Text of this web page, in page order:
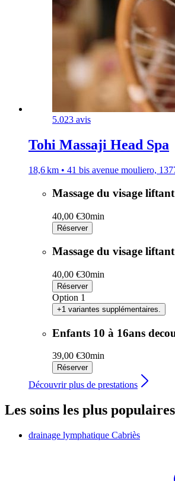
5.023 avis
Tohi Massaji Head Spa
18,6 km • 41 bis avenue mouliero,
Massage du visage
40,00 €30min
Réserver
Massage du visage
40,00 €30min
Réserver
Option 1
+1 variantes supplémentaires.
Enfants 10 à 16ans
39,00 €30min
Réserver
Découvrir plus de prestations
Les soins les plus populaires
drainage lymphatique Cabriès